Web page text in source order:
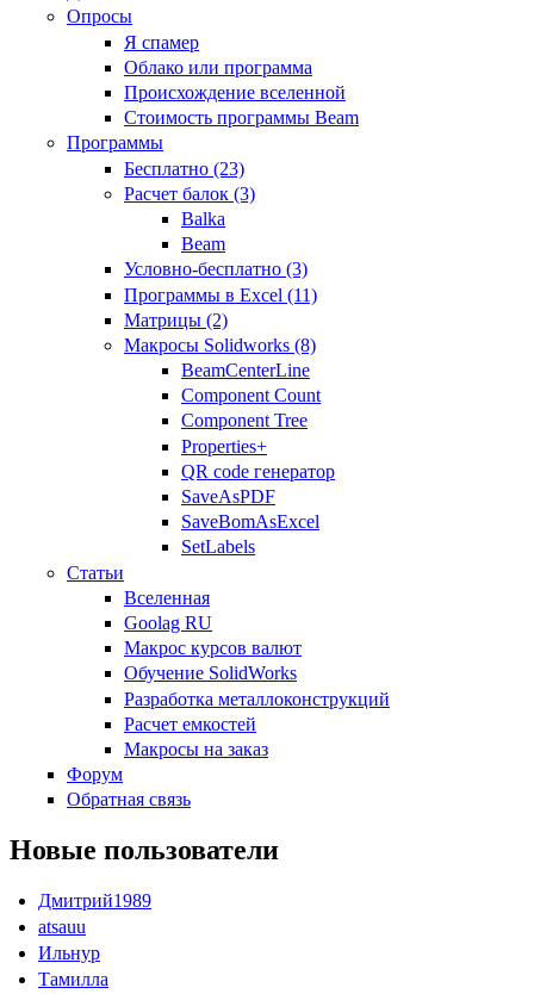
Опросы
Я спамер
Облако или программа
Происхождение вселенной
Стоимость программы Beam
Программы
Бесплатно (23)
Расчет балок (3)
Balka
Beam
Условно-бесплатно (3)
Программы в Excel (11)
Матрицы (2)
Макросы Solidworks (8)
BeamCenterLine
Component Count
Component Tree
Properties+
QR code генератор
SaveAsPDF
SaveBomAsExcel
SetLabels
Статьи
Вселенная
Goolag RU
Макрос курсов валют
Обучение SolidWorks
Разработка металлоконструкций
Расчет емкостей
Макросы на заказ
Форум
Обратная связь
Новые пользователи
Дмитрий1989
atsauu
Ильнур
Тамилла